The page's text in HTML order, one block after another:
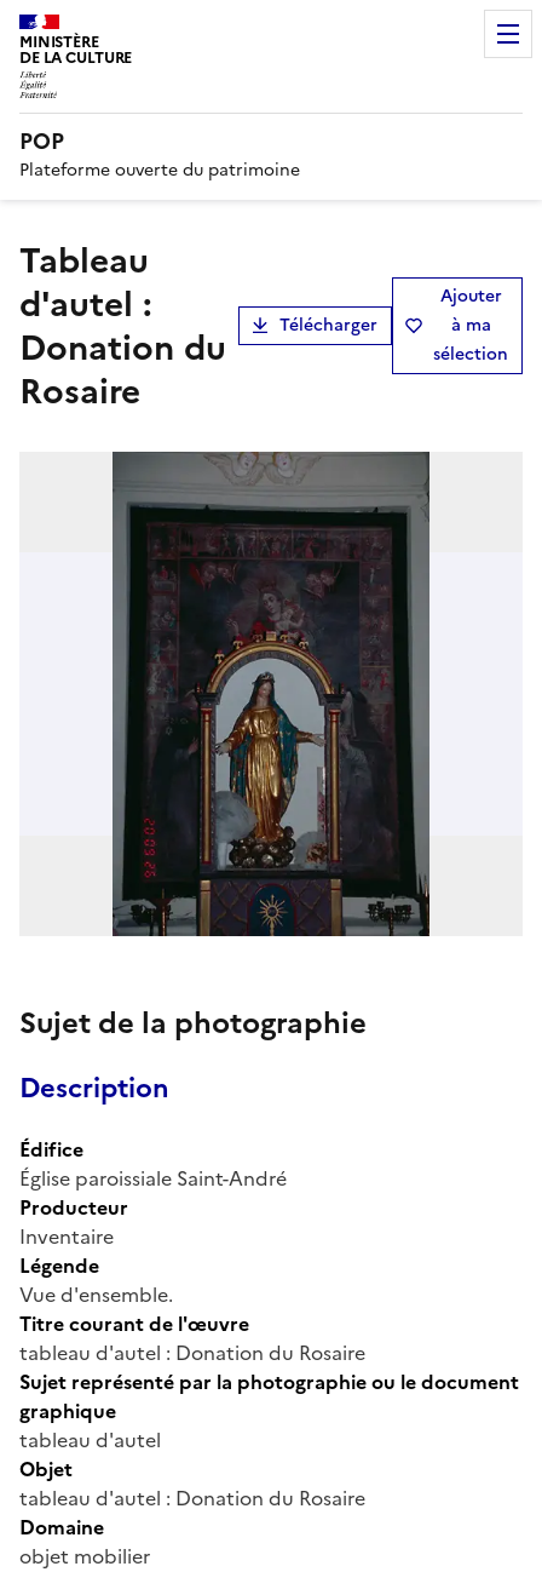
MINISTÈRE
DE LA CULTURE
POP
Plateforme ouverte du patrimoine
tableau
d'autel :
Donation du
Rosaire
Télécharger
Ajouter
à ma
sélection
Sujet de la photographie
Description
Édifice
Église paroissiale Saint-André
Producteur
Inventaire
Légende
Vue d'ensemble.
Titre courant de l'œuvre
tableau d'autel : Donation du Rosaire
Sujet représenté par la photographie ou le document
graphique
tableau d'autel
Objet
tableau d'autel : Donation du Rosaire
Domaine
objet mobilier